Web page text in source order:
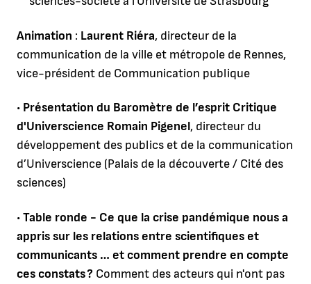
Animation : Laurent Riéra, directeur de la
communication de la ville et métropole de Rennes,
vice-président de Communication publique
• Présentation du Baromètre de l’esprit Critique
d'Universcience Romain Pigenel, directeur du
développement des publics et de la communication
d’Universcience (Palais de la découverte / Cité des
sciences)
•Table ronde - Ce que la crise pandémique nous a
appris sur les relations entre scientifiques et
communicants … et comment prendre en compte
ces constats ? Comment des acteurs qui n'ont pas